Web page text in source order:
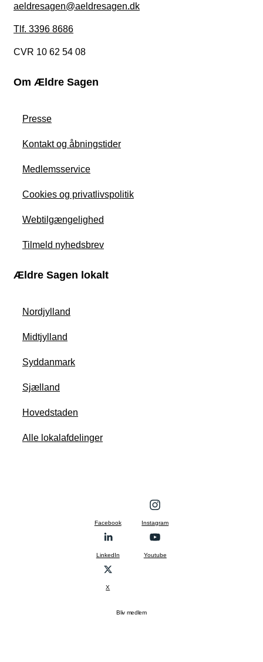
aeldresagen@aeldresagen.dk
Tlf. 3396 8686
CVR 10 62 54 08
Om Ældre Sagen
Presse
Kontakt og åbningstider
Medlemsservice
Cookies og privatlivspolitik
Webtilgængelighed
Tilmeld nyhedsbrev
Ældre Sagen lokalt
Nordjylland
Midtjylland
Syddanmark
Sjælland
Hovedstaden
Alle lokalafdelinger
Facebook Instagram
LinkedIn Youtube
X
Bliv medlem